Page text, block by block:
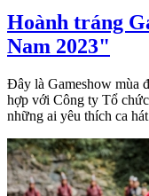
Hoành tráng
Nam 2023"
Đây là Gameshow mùa
hợp với Công ty Tổ
những ai yêu thích ca